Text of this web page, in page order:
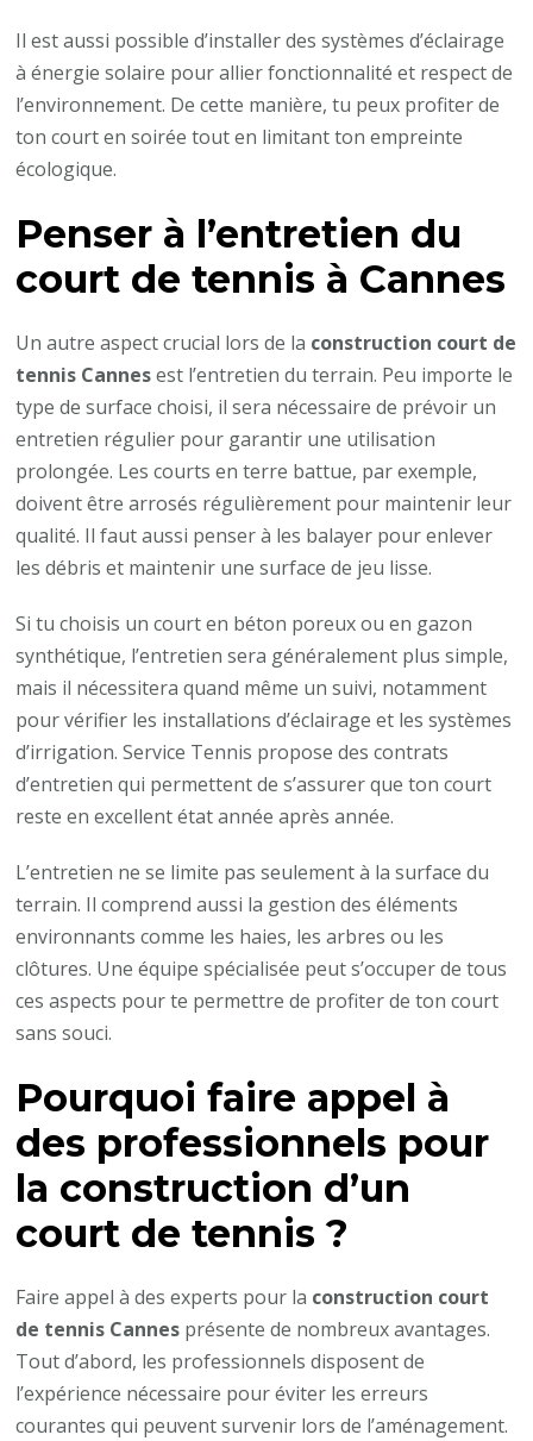
Il est aussi possible d’installer des systèmes d’éclairage
à énergie solaire pour allier fonctionnalité et respect de
l’environnement. De cette manière, tu peux profiter de
ton court en soirée tout en limitant ton empreinte
écologique.
Penser à l’entretien du
court de tennis à Cannes
Un autre aspect crucial lors de la construction court de
tennis Cannesest l’entretien du terrain. Peu importe le
type de surface choisi, il sera nécessaire de prévoir un
entretien régulier pour garantir une utilisation
prolongée. Les courts en terre battue, par exemple,
doivent être arrosés régulièrement pour maintenir leur
qualité. Il faut aussi penser à les balayer pour enlever
les débris et maintenir une surface de jeu lisse.
Si tu choisis un court en béton poreux ou en gazon
synthétique, l’entretien sera généralement plus simple,
mais il nécessitera quand même un suivi, notamment
pour vérifier les installations d’éclairage et les systèmes
d’irrigation. Service Tennis propose des contrats
d’entretien qui permettent de s’assurer que ton court
reste en excellent état année après année.
L’entretien ne se limite pas seulement à la surface du
terrain. Il comprend aussi la gestion des éléments
environnants comme les haies, les arbres ou les
clôtures. Une équipe spécialisée peut s’occuper de tous
ces aspects pour te permettre de profiter de ton court
sans souci.
Pourquoi faire appel à
des professionnels pour
la construction d’un
court de tennis ?
Faire appel à des experts pour la construction court
de tennis Cannes présente de nombreux avantages.
Tout d’abord, les professionnels disposent de
l’expérience nécessaire pour éviter les erreurs
courantes qui peuvent survenir lors de l’aménagement.